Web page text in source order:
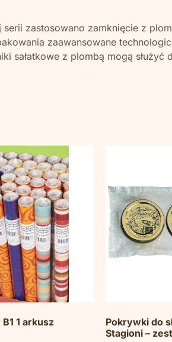
zastosowano zamknięcie z
zaawansowane
sałatkowe z plombą mogą służyć
1 arkusz
Pokrywki do
Stagioni –